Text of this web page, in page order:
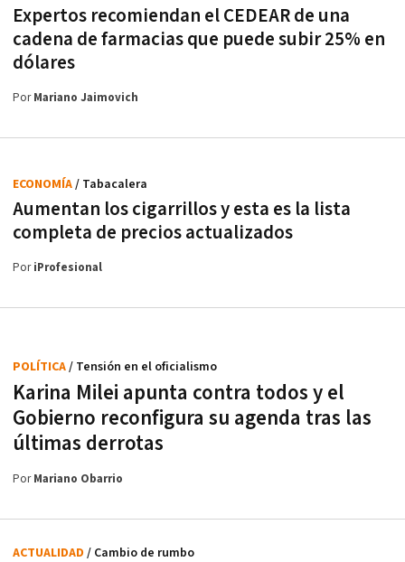
Expertos recomiendan el CEDEAR de una
cadena de farmacias que puede subir 25% en
dólares
PorMariano Jaimovich
Aumentan los cigarrillos y esta es la lista
completa de precios actualizados
ECONOMÍA/ Tabacalera
PoriProfesional
Karina Milei apunta contra todos y el
Gobierno reconfigura su agenda tras las
últimas derrotas
POLÍTICA/ Tensión en el oficialismo
PorMariano Obarrio
ACTUALIDAD / Cambio de rumbo